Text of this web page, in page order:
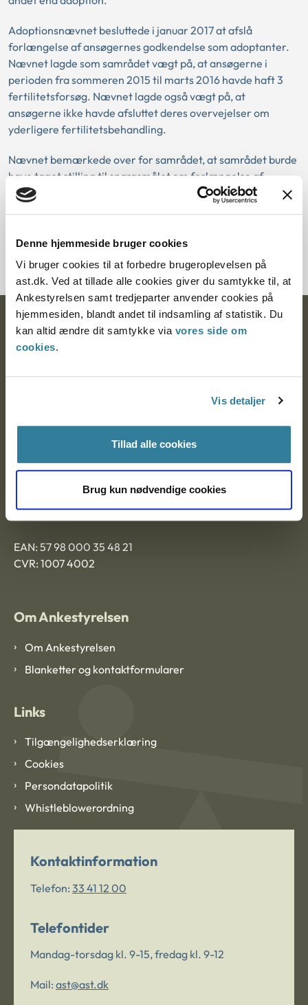
Denne hjemmeside bruger cookies
Vi bruger cookies til at forbedre brugeroplevelsen på
ast.dk. Ved at tillade alle cookies giver du samtykke til, at
Ankestyrelsen samt tredjeparter anvender cookies på
hjemmesiden, blandt andet til indsamling af statistik. Du
kan altid ændre dit samtykke via vores side om
cookies.
Vis detaljer
Tillad alle cookies
Brug kun nødvendige cookies
Adoptionsnævnet besluttede i januar 2017 at afslå
forlængelse af ansøgernes godkendelse som adoptanter.
Nævnet lagde som samrådet vægt på, at ansøgerne i
perioden fra sommeren 2015 til marts 2016 havde haft 3
fertilitetsforsøg. Nævnet lagde også vægt på, at
ansøgerne ikke havde afsluttet deres overvejelser om
yderligere fertilitetsbehandling.
Nævnet bemærkede over for samrådet, at samrådet burde
have taget stilling til spørgsmålet om forlængelse af
ansøgernes godkendelse og ikke tilbagekaldelse af deres
tilbagekaldelse. Nævnet havde derfor taget stilling til
forlængelse af ansøgernes godkendelse.
Ankestyrelsen
Postadresse:
Ankestyrelsen København
EAN: 57 98 000 35 48 21
CVR: 1007 4002
Om Ankestyrelsen
Om Ankestyrelsen
Blanketter og kontaktformularer
Links
Tilgængelighedserklæring
Cookies
Persondatapolitik
Whistleblowerordning
Kontaktinformation
Telefon: 33 41 12 00
Telefontider
Mandag-torsdag kl. 9-15, fredag kl. 9-12
Mail: ast@ast.dk